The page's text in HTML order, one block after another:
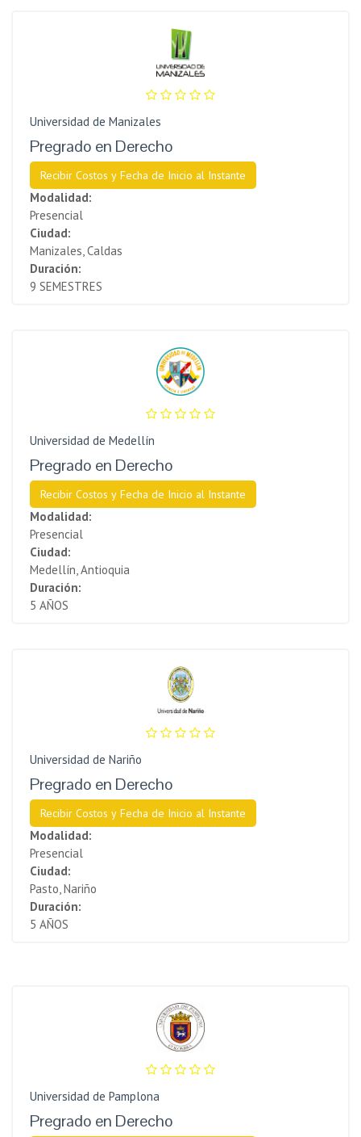
Universidad de Manizales
Pregrado en Derecho
Recibir Costos y Fecha de Inicio al Instante
Modalidad:
Presencial
Ciudad:
Manizales, Caldas
Duración:
9 SEMESTRES
Universidad de Medellín
Pregrado en Derecho
Recibir Costos y Fecha de Inicio al Instante
Modalidad:
Presencial
Ciudad:
Medellín, Antioquia
Duración:
5 AÑOS
Universidad de Nariño
Pregrado en Derecho
Recibir Costos y Fecha de Inicio al Instante
Modalidad:
Presencial
Ciudad:
Pasto, Nariño
Duración:
5 AÑOS
Universidad de Pamplona
Pregrado en Derecho